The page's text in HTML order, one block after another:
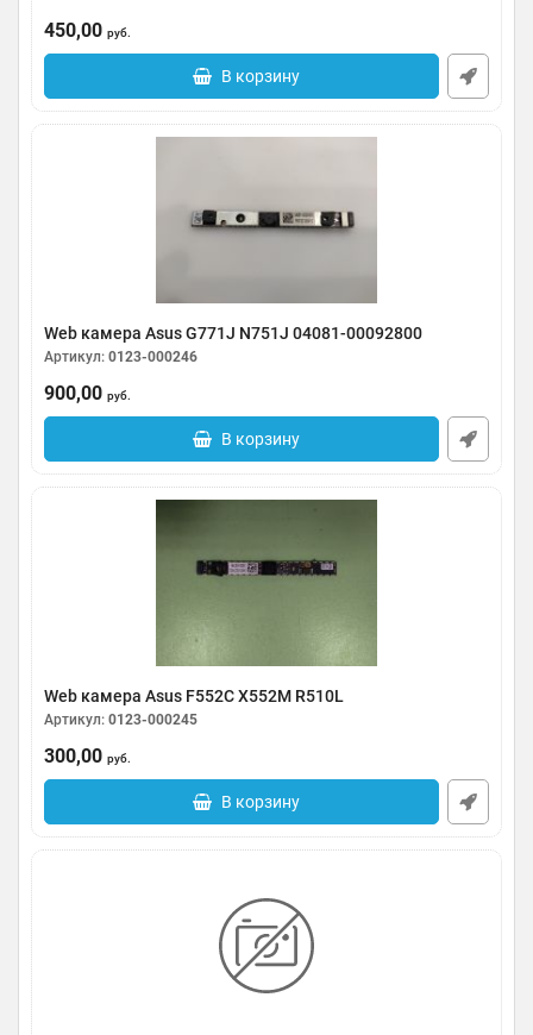
450,00 руб.
В корзину
Web камера Asus G771J N751J 04081-00092800
Артикул: 0123-000246
900,00 руб.
В корзину
Web камера Asus F552С X552M R510L
Артикул: 0123-000245
300,00 руб.
В корзину